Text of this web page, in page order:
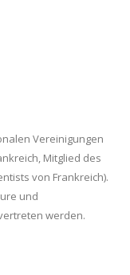
Vereinigungen
Mitglied des
von Frankreich).
und
werden.